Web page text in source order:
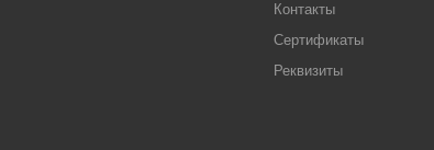
Контакты
Сертификаты
Реквизиты